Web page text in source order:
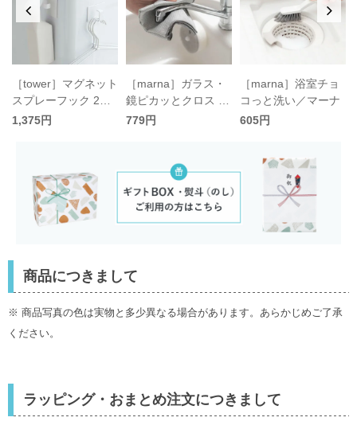
［tower］マグネット
スプレーフック 2個
組／タワー
1,375円
［marna］ガラス・
鏡ピカッとクロス 2
枚入／マーナ
779円
［marna］浴室チョ
コっと洗い／マーナ
605円
商品につきまして
※ 商品写真の色は実物と多少異なる場合があります。あらかじめご了承
ください。
ラッピング・おまとめ注文につきまして